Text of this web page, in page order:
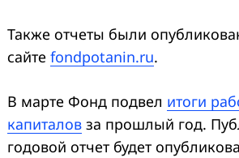
Также отчеты были
сайте fondpotanin.ru.
В марте Фонд подвел итоги
капиталов за прошлый год.
годовой отчет будет